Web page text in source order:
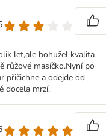
let,ale bohužel kvalita
růžové masíčko.Nyní po
přičichne a odejde od
docela mrzí.